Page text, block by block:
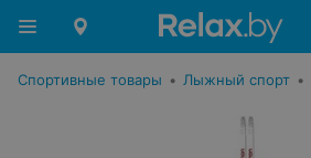
Спортивные товары • Лыжный спорт •